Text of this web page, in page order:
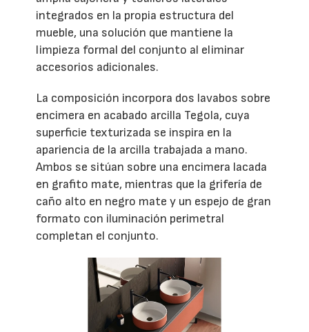
integrados en la propia estructura del
mueble, una solución que mantiene la
limpieza formal del conjunto al eliminar
accesorios adicionales.
La composición incorpora dos lavabos sobre
encimera en acabado arcilla Tegola, cuya
superficie texturizada se inspira en la
apariencia de la arcilla trabajada a mano.
Ambos se sitúan sobre una encimera lacada
en grafito mate, mientras que la grifería de
caño alto en negro mate y un espejo de gran
formato con iluminación perimetral
completan el conjunto.